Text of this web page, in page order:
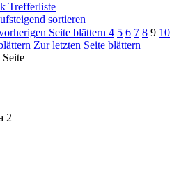
Trefferliste
sortieren
Seite blättern 4 5 6 7 8 9 10
Zur letzten Seite blättern